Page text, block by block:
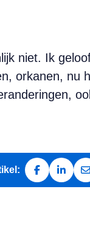
niet. Ik
orkanen,
Deel opDeel